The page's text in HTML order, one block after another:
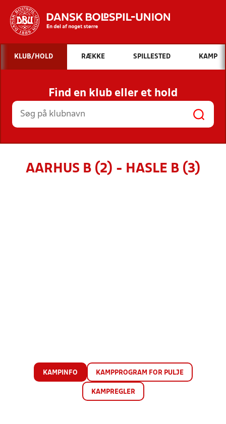
Hvad vil du søge efter?
INDHOLD OG NYHEDER
STILLINGER, RESULTATER, KLUBBER OG
HOLD
KLUB/HOLD RÆKKE SPILLESTED KAMP
Find en klub eller et hold
AARHUS B (2) - HASLE B (3)
KAMPINFO KAMPPROGRAM FOR PULJE
KAMPREGLER